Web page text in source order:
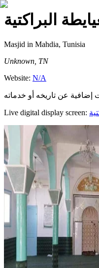
البراكتية
Masjid in Mahdia, Tunisia
Unknown, TN
Website: N/A
Live digital display screen: